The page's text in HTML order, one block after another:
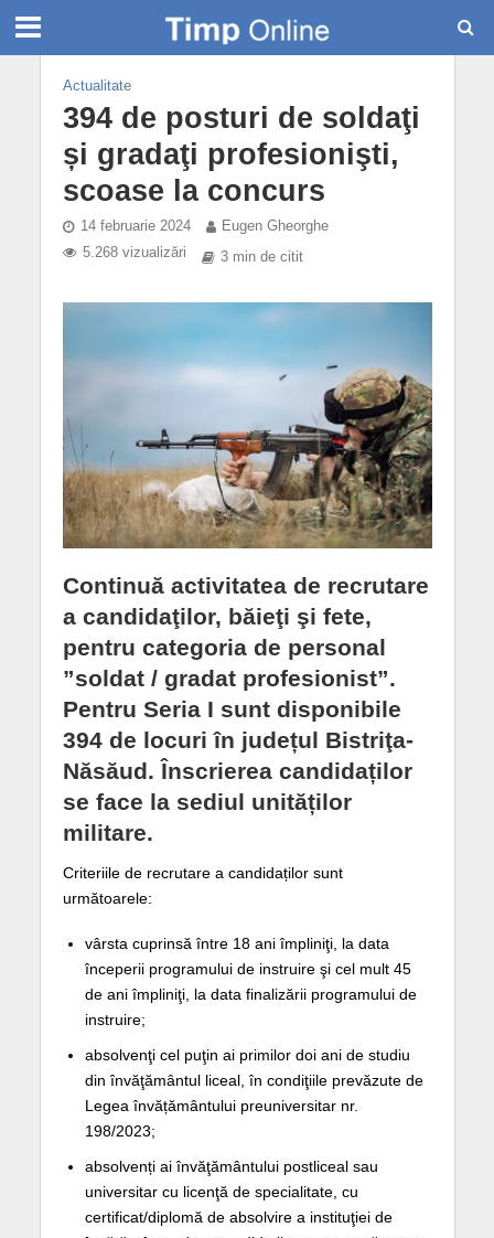
Actualitate
394 de posturi de soldaţi
și gradaţi profesionişti,
scoase la concurs
14 februarie 2024
Eugen Gheorghe
5.268 vizualizări
3 min de citit
Continuă activitatea de recrutare
a candidaţilor, băieţi şi fete,
pentru categoria de personal
”soldat / gradat profesionist”.
Pentru Seria I sunt disponibile
394 de locuri în județul Bistriţa-
Năsăud. Înscrierea candidaților
se face la sediul unităților
militare.
Criteriile de recrutare a candidaților sunt
următoarele:
vârsta cuprinsă între 18 ani împliniţi, la data
începerii programului de instruire şi cel mult 45
de ani împliniţi, la data finalizării programului de
instruire;
absolvenţi cel puţin ai primilor doi ani de studiu
din învăţământul liceal, în condiţiile prevăzute de
Legea învățământului preuniversitar nr.
198/2023;
absolvenți ai învăţământului postliceal sau
universitar cu licenţă de specialitate, cu
certificat/diplomă de absolvire a instituţiei de